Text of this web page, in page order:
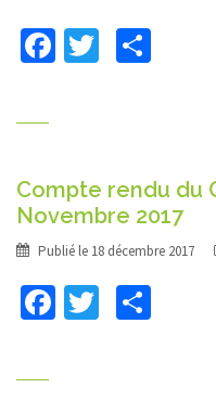
Facebook
Twitter
Compte rendu du
Novembre 2017
Publié le 18 décembre 2017
Facebook
Twitter